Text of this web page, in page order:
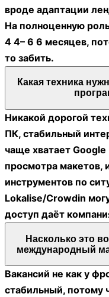
вроде адаптации
На полноценную
4 4– 6 6 месяцев,
то забить.
Какая техника
Никакой дорогой
ПК, стабильный
чаще хватает
просмотра макетов,
инструментов по
Lokalise/Crowdin
доступ даёт
Насколько это
международный
Вакансий не как у
стабильный, потому